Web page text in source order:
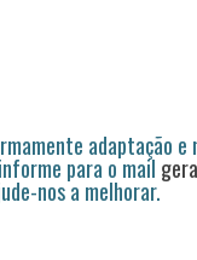
adaptação
para o mail
nos a melhorar.